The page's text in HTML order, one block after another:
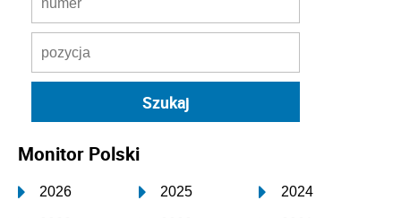
Monitor Polski
2026 2025 2024